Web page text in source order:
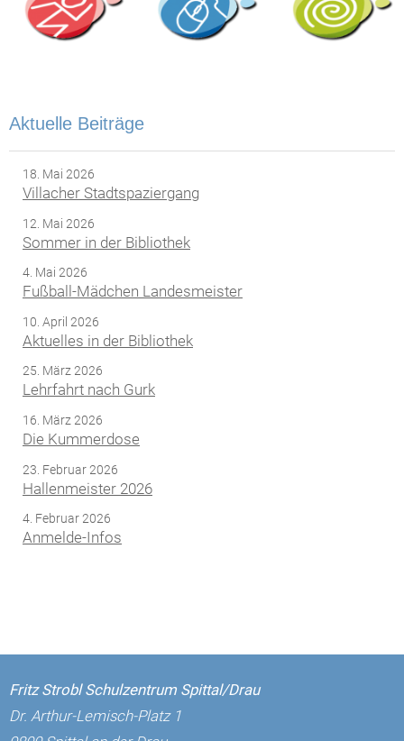
Aktuelle Beiträge
18. Mai 2026
Villacher Stadtspaziergang
12. Mai 2026
Sommer in der Bibliothek
4. Mai 2026
Fußball-Mädchen Landesmeister
10. April 2026
Aktuelles in der Bibliothek
25. März 2026
Lehrfahrt nach Gurk
16. März 2026
Die Kummerdose
23. Februar 2026
Hallenmeister 2026
4. Februar 2026
Anmelde-Infos
Fritz Strobl Schulzentrum Spittal/Drau
Dr. Arthur-Lemisch-Platz 1